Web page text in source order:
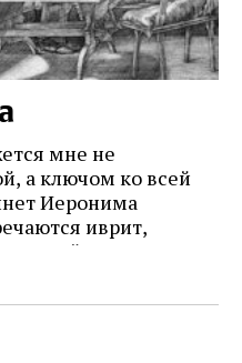
мне не
а ключом ко всей
Иеронима
иврит,
смысл и
исправления, и
исправление как